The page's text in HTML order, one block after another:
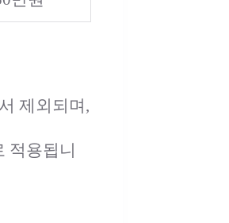
제외되며,
적용됩니